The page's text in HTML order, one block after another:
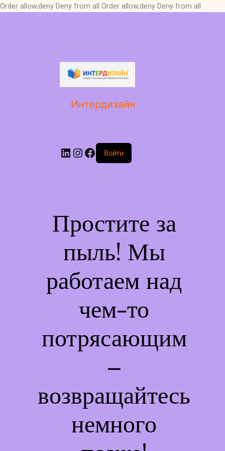
Order allow,deny Deny from all Order allow,deny Deny from all
Интердизайн
LinkedIn
Instagram
Facebook
Войти
Простите за
пыль! Мы
работаем над
чем-то
потрясающим
–
возвращайтесь
немного